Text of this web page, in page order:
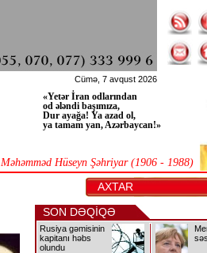
Cümə, 7 avqust 2026
«Yetər İran odlarından
od ələndi başımıza,
Dur ayağa! Ya azad ol,
ya tamam yan, Azərbaycan!»
Məhəmməd Hüseyn Şəhriyar (1906 - 1988)
SON DƏQİQƏ
Rusiya gəmisinin
kapitanı həbs
olundu